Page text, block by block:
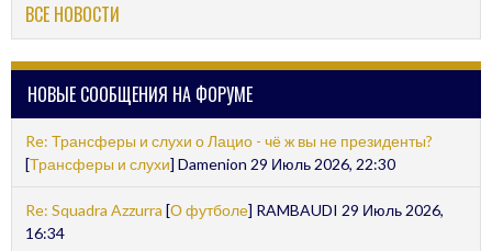
ВСЕ НОВОСТИ
НОВЫЕ СООБЩЕНИЯ НА ФОРУМЕ
Re: Трансферы и слухи о Лацио - чё ж вы не президенты?
[Трансферы и слухи] Damenion 29 Июль 2026, 22:30
Re: Squadra Azzurra [О футболе] RAMBAUDI 29 Июль 2026,
16:34